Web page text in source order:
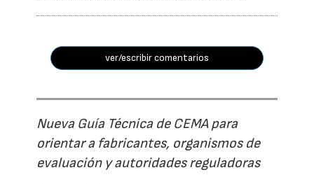
ver/escribir comentarios
Nueva Guía Técnica de CEMA para
orientar a fabricantes, organismos de
evaluación y autoridades reguladoras